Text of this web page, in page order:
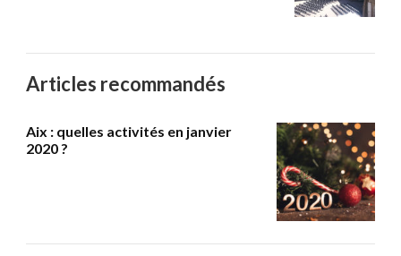
Articles recommandés
Aix : quelles activités en janvier
2020 ?